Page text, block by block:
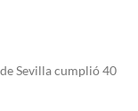
Sevilla cumplió 40